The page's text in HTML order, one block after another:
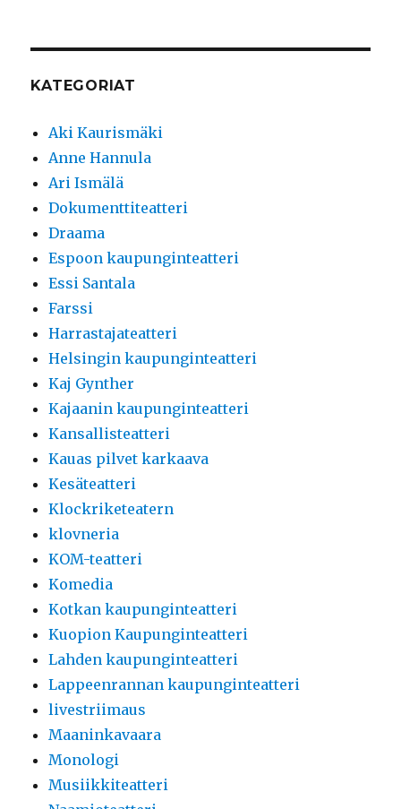
KATEGORIAT
Aki Kaurismäki
Anne Hannula
Ari Ismälä
Dokumenttiteatteri
Draama
Espoon kaupunginteatteri
Essi Santala
Farssi
Harrastajateatteri
Helsingin kaupunginteatteri
Kaj Gynther
Kajaanin kaupunginteatteri
Kansallisteatteri
Kauas pilvet karkaava
Kesäteatteri
Klockriketeatern
klovneria
KOM-teatteri
Komedia
Kotkan kaupunginteatteri
Kuopion Kaupunginteatteri
Lahden kaupunginteatteri
Lappeenrannan kaupunginteatteri
livestriimaus
Maaninkavaara
Monologi
Musiikkiteatteri